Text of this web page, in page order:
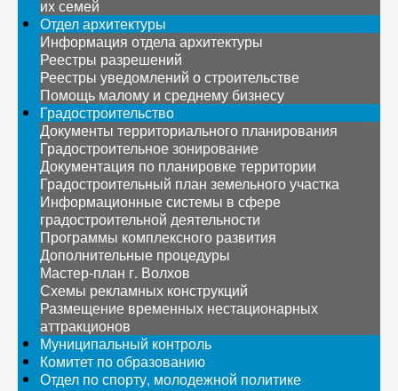
их семей
Отдел архитектуры
Информация отдела архитектуры
Реестры разрешений
Реестры уведомлений о строительстве
Помощь малому и среднему бизнесу
Градостроительство
Документы территориального планирования
Градостроительное зонирование
Документация по планировке территории
Градостроительный план земельного участка
Информационные системы в сфере
градостроительной деятельности
Программы комплексного развития
Дополнительные процедуры
Мастер-план г. Волхов
Схемы рекламных конструкций
Размещение временных нестационарных
аттракционов
Муниципальный контроль
Комитет по образованию
Отдел по спорту, молодежной политике